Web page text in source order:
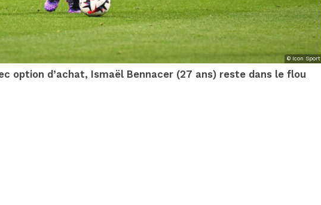
© Icon Sport
option d’achat, Ismaël Bennacer (27 ans) reste dans le flou